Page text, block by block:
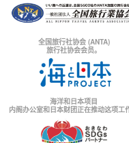
全国旅行社协会 (ANTA)
旅行社协会会员。
海洋和日本项目
内阁办公室和日本财团正在推动这项工